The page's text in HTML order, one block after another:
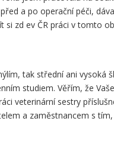
a po operační péči,
si zd ev ČR práci v tomto
tak střední ani vysoká
studiem. Věřím, že
veterinární sestry
a zaměstnancem s